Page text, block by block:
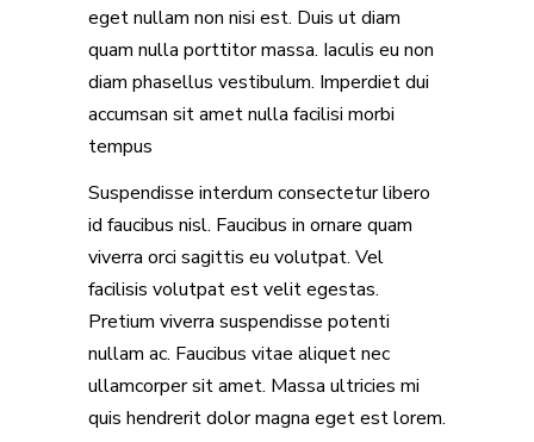
eget nullam non nisi est. Duis ut diam
quam nulla porttitor massa. Iaculis eu non
diam phasellus vestibulum. Imperdiet dui
accumsan sit amet nulla facilisi morbi
tempus
Suspendisse interdum consectetur libero
id faucibus nisl. Faucibus in ornare quam
viverra orci sagittis eu volutpat. Vel
facilisis volutpat est velit egestas.
Pretium viverra suspendisse potenti
nullam ac. Faucibus vitae aliquet nec
ullamcorper sit amet. Massa ultricies mi
quis hendrerit dolor magna eget est lorem.